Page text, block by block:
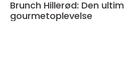
Brunch Hillerød: Den
gourmetoplevelse